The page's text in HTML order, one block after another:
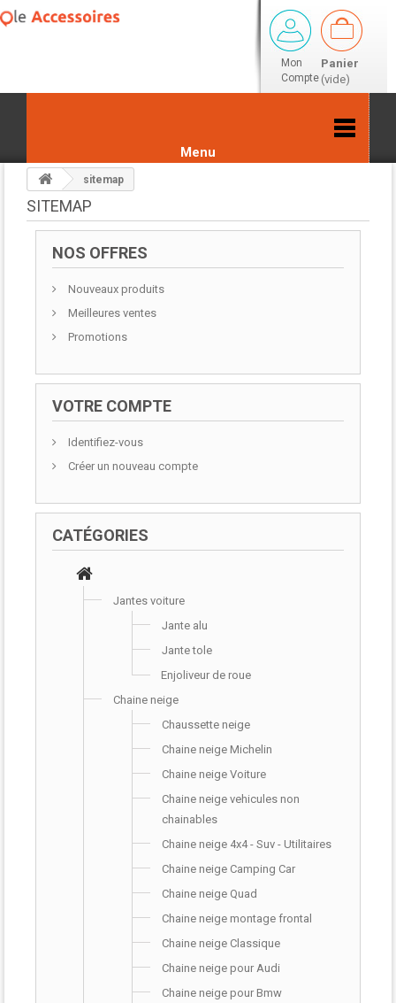
Mon
Compte
Panier
(vide)
Menu
sitemap
SITEMAP
NOS OFFRES
Nouveaux produits
Meilleures ventes
Promotions
VOTRE COMPTE
Identifiez-vous
Créer un nouveau compte
CATÉGORIES
Jantes voiture
Jante alu
Jante tole
Enjoliveur de roue
Chaine neige
Chaussette neige
Chaine neige Michelin
Chaine neige Voiture
Chaine neige vehicules non
chainables
Chaine neige 4x4 - Suv - Utilitaires
Chaine neige Camping Car
Chaine neige Quad
Chaine neige montage frontal
Chaine neige Classique
Chaine neige pour Audi
Chaine neige pour Bmw